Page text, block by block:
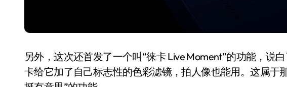
另外，这次还首发了一个叫“徕卡 Live Moment”的功能，说
卡给它加了自己标志性的色彩滤镜，拍人像也能用。这属于